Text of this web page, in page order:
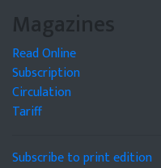
Magazines
Read Online
Subscription
Circulation
Tariff
Subscribe to print edition